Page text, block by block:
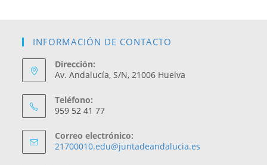
INFORMACIÓN DE CONTACTO
Dirección:
Av. Andalucía, S/N, 21006 Huelva
Teléfono:
959 52 41 77
Correo electrónico:
21700010.edu@juntadeandalucia.es